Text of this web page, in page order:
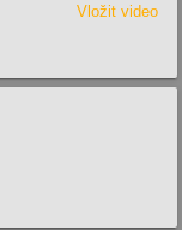
Vložit video